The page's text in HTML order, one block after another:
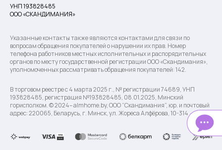
УНП 193828485
ООО «СКАНДИМАНИЯ»
Указанные контакты также являются контактами для связи по
вопросам обращения покупателей о нарушении их прав. Номер
телефона работников местных исполнительных и распорядительных
органов по месту государственной регистрации ООО «Скандимания»,
уполномоченных рассматривать обращения покупателей: 142.
В торговом реестре с 4 марта 2025 г., № регистрации 74689, УНП
193828485, регистрация №193828485, 08.01.2025, Минский
горисполком. © 2024– almhome.by, ООО “Скандимания”, юр. и почтовый
адрес: 220065, Беларусь, г. Минск, ул. Жореса Алфёрова, 10-314